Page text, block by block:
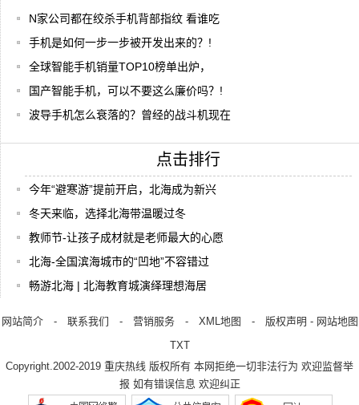
N家公司都在绞杀手机背部指纹 看谁吃
手机是如何一步一步被开发出来的？!
全球智能手机销量TOP10榜单出炉，
国产智能手机，可以不要这么廉价吗？!
波导手机怎么衰落的？曾经的战斗机现在
点击排行
今年“避寒游”提前开启，北海成为新兴
冬天来临，选择北海带温暖过冬
教师节-让孩子成材就是老师最大的心愿
北海-全国滨海城市的“凹地”不容错过
畅游北海 | 北海教育城演绎理想海居
网站简介- 联系我们 - 营销服务- XML地图 - 版权声明 - 网站地图
TXT
Copyright.2002-2019 重庆热线 版权所有 本网拒绝一切非法行为 欢迎监督举
报 如有错误信息 欢迎纠正